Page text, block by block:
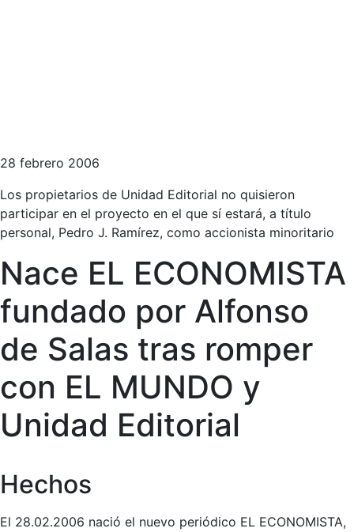
28 febrero 2006
Los propietarios de Unidad Editorial no quisieron
participar en el proyecto en el que sí estará, a título
personal, Pedro J. Ramírez, como accionista minoritario
Nace EL ECONOMISTA
fundado por Alfonso
de Salas tras romper
con EL MUNDO y
Unidad Editorial
Hechos
El 28.02.2006 nació el nuevo periódico EL ECONOMISTA,